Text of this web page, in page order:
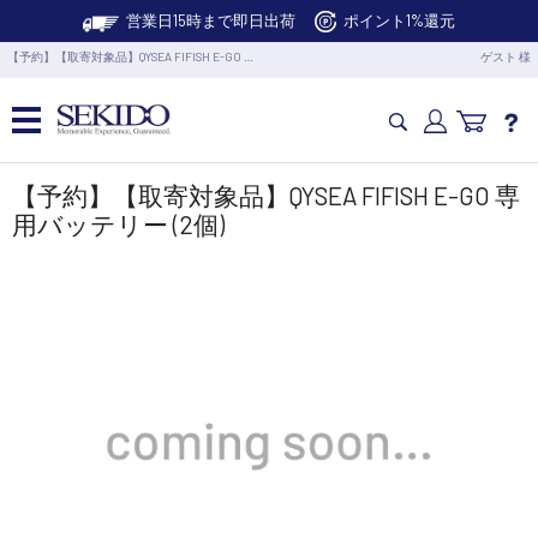
営業日15時まで即日出荷 ポイント1%還元
【予約】【取寄対象品】QYSEA FIFISH E-GO … ゲスト 様
カメラドローン・生活家電
【予約】【取寄対象品】QYSEA FIFISH E-GO 専
用バッテリー (2個)